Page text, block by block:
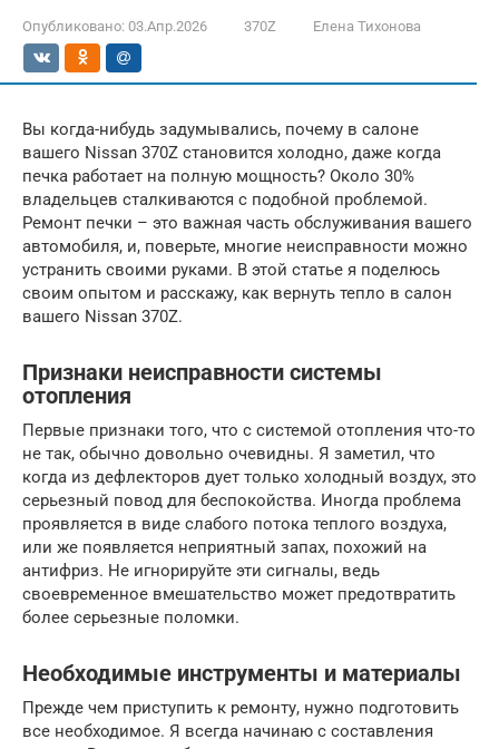
Опубликовано: 03.Апр.2026 370Z Елена Тихонова
Вы когда-нибудь задумывались, почему в салоне
вашего Nissan 370Z становится холодно, даже когда
печка работает на полную мощность? Около 30%
владельцев сталкиваются с подобной проблемой.
Ремонт печки – это важная часть обслуживания вашего
автомобиля, и, поверьте, многие неисправности можно
устранить своими руками. В этой статье я поделюсь
своим опытом и расскажу, как вернуть тепло в салон
вашего Nissan 370Z.
Признаки неисправности системы
отопления
Первые признаки того, что с системой отопления что-то
не так, обычно довольно очевидны. Я заметил, что
когда из дефлекторов дует только холодный воздух, это
серьезный повод для беспокойства. Иногда проблема
проявляется в виде слабого потока теплого воздуха,
или же появляется неприятный запах, похожий на
антифриз. Не игнорируйте эти сигналы, ведь
своевременное вмешательство может предотвратить
более серьезные поломки.
Необходимые инструменты и материалы
Прежде чем приступить к ремонту, нужно подготовить
все необходимое. Я всегда начинаю с составления